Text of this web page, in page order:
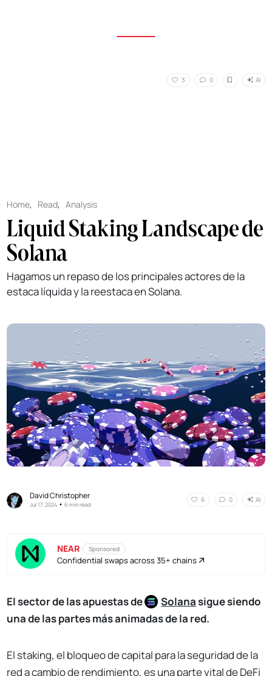
3 0 AI
Home, Read,Analysis
Liquid Staking Landscape de
Solana
Hagamos un repaso de los principales actores de la
estaca líquida y la reestaca en Solana.
David Christopher
Jul 17, 2024 •6 min read
6 0 AI
NEAR Sponsored
Confidential swaps across 35+ chains
El sector de las apuestas de Solanasigue siendo
una de las partes más animadas de la red.
El staking, el bloqueo de capital para la seguridad de la
red a cambio de rendimiento, es una parte vital de DeFi